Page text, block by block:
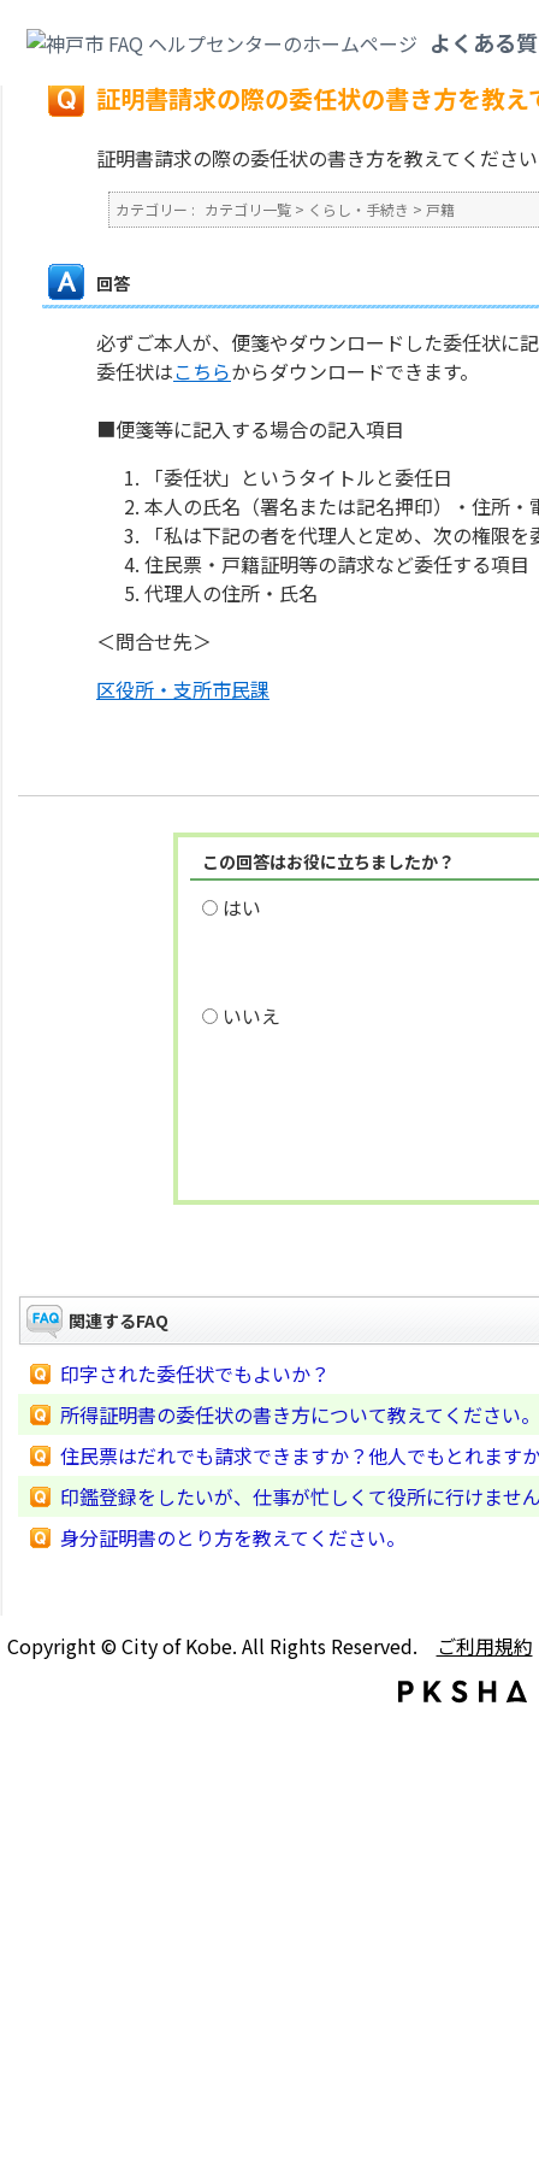
よくある
戻る
証明書請求の際の委任状の書き方を教え
証明書請求の際の委任状の書き方を教えてくださ
カテゴリー : カテゴリ一覧 > くらし・手続き > 戸籍
回答
必ずご本人が、便箋やダウンロードした委任状に
委任状はこちらからダウンロードできます。
■便箋等に記入する場合の記入項目
「委任状」というタイトルと委任日
本人の氏名（署名または記名押印）・住所・
「私は下記の者を代理人と定め、次の権限
住民票・戸籍証明等の請求など委任する項目
代理人の住所・氏名
＜問合せ先＞
区役所・支所市民課
この回答はお役に立ちましたか？
はい
いいえ
関連するFAQ
印字された委任状でもよいか？
所得証明書の委任状の書き方について教えてください。
住民票はだれでも請求できますか？他人でもとれます
印鑑登録をしたいが、仕事が忙しくて役所に行けませ
身分証明書のとり方を教えてください。
Copyright © City of Kobe. All Rights Reserved. ご利用規約